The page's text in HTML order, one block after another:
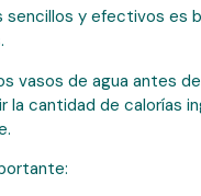
sencillos y efectivos es
vasos de agua antes
la cantidad de calorías